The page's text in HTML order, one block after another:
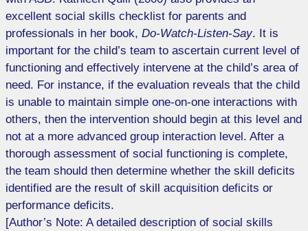
excellent social skills checklist for parents and
professionals in her book, Do-Watch-Listen-Say. It is
important for the child’s team to ascertain current level of
functioning and effectively intervene at the child’s area of
need. For instance, if the evaluation reveals that the child
is unable to maintain simple one-on-one interactions with
others, then the intervention should begin at this level and
not at a more advanced group interaction level. After a
thorough assessment of social functioning is complete,
the team should then determine whether the skill deficits
identified are the result of skill acquisition deficits or
performance deficits.
[Author’s Note: A detailed description of social skills